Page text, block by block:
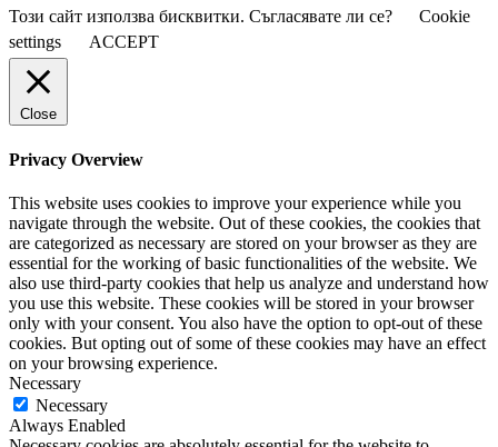
Този сайт използва бисквитки. Съгласявате ли се?
Cookie
settings
ACCEPT
Close
Privacy Overview
This website uses cookies to improve your experience while you
navigate through the website. Out of these cookies, the cookies that
are categorized as necessary are stored on your browser as they are
essential for the working of basic functionalities of the website. We
also use third-party cookies that help us analyze and understand how
you use this website. These cookies will be stored in your browser
only with your consent. You also have the option to opt-out of these
cookies. But opting out of some of these cookies may have an effect
on your browsing experience.
Necessary
Necessary
Always Enabled